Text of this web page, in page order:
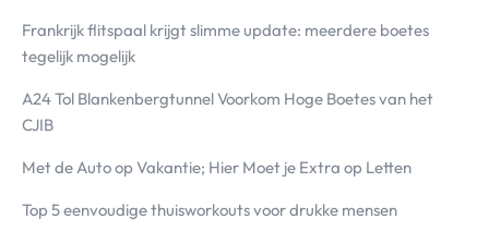
Frankrijk flitspaal krijgt slimme update: meerdere boetes
tegelijk mogelijk
A24 Tol Blankenbergtunnel Voorkom Hoge Boetes van het
CJIB
Met de Auto op Vakantie; Hier Moet je Extra op Letten
Top 5 eenvoudige thuisworkouts voor drukke mensen